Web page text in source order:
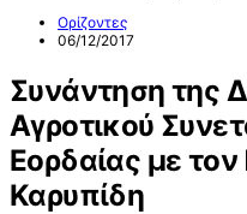
Ορίζοντες
06/12/2017
Συνάντηση της
Αγροτικού
Εορδαίας με
Καρυπίδη